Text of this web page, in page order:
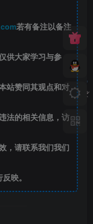
若有备注以备注
供大家学习与参
站赞同其观点和对
法的相关信息，访
，请联系我们我们
映。